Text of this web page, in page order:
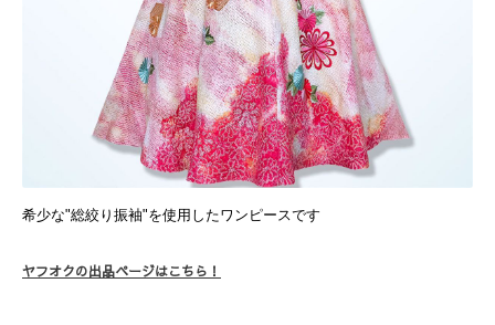
希少な"総絞り振袖"を使用したワンピースです
ヤフオクの出品ページはこちら！